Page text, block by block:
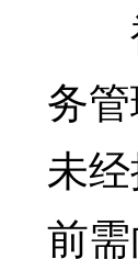
被
务
未
前